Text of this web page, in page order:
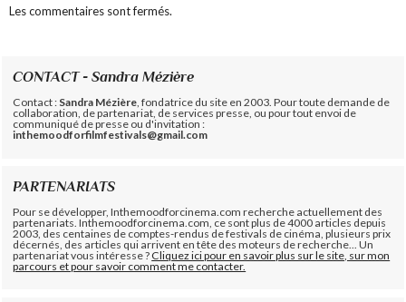
Les commentaires sont fermés.
CONTACT - Sandra Mézière
Contact : Sandra Mézière , fondatrice du site en 2003. Pour toute demande de
collaboration, de partenariat, de services presse, ou pour tout envoi de
communiqué de presse ou d'invitation :
inthemoodforfilmfestivals@gmail.com
PARTENARIATS
Pour se développer, Inthemoodforcinema.com recherche actuellement des
partenariats. Inthemoodforcinema.com, ce sont plus de 4000 articles depuis
2003, des centaines de comptes-rendus de festivals de cinéma, plusieurs prix
décernés, des articles qui arrivent en tête des moteurs de recherche... Un
partenariat vous intéresse ?Cliquez ici pour en savoir plus sur le site, sur mon
parcours et pour savoir comment me contacter.